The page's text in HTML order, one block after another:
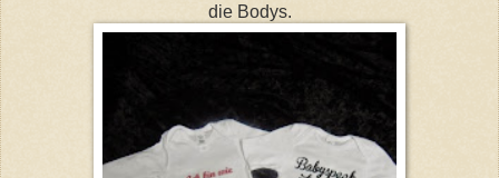
die Bodys.